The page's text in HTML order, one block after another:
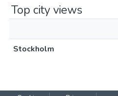
Top city views
Stockholm